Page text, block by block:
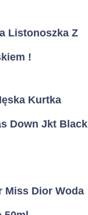
Listonoszka Z
!
Kurtka
Down Jkt Black
Miss Dior Woda